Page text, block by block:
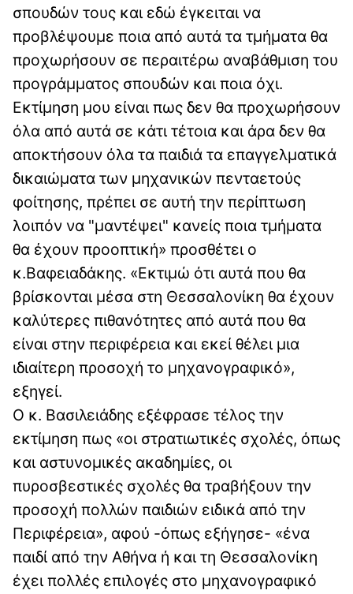
σπουδών τους και εδώ έγκειται να
προβλέψουμε ποια από αυτά τα τμήματα θα
προχωρήσουν σε περαιτέρω αναβάθμιση του
προγράμματος σπουδών και ποια όχι.
Εκτίμηση μου είναι πως δεν θα προχωρήσουν
όλα από αυτά σε κάτι τέτοια και άρα δεν θα
αποκτήσουν όλα τα παιδιά τα επαγγελματικά
δικαιώματα των μηχανικών πενταετούς
φοίτησης, πρέπει σε αυτή την περίπτωση
λοιπόν να "μαντέψει" κανείς ποια τμήματα
θα έχουν προοπτική» προσθέτει ο
κ.Βαφειαδάκης. «Εκτιμώ ότι αυτά που θα
βρίσκονται μέσα στη Θεσσαλονίκη θα έχουν
καλύτερες πιθανότητες από αυτά που θα
είναι στην περιφέρεια και εκεί θέλει μια
ιδιαίτερη προσοχή το μηχανογραφικό»,
εξηγεί.
Ο κ. Βασιλειάδης εξέφρασε τέλος την
εκτίμηση πως «οι στρατιωτικές σχολές, όπως
και αστυνομικές ακαδημίες, οι
πυροσβεστικές σχολές θα τραβήξουν την
προσοχή πολλών παιδιών ειδικά από την
Περιφέρεια», αφού -όπως εξήγησε- «ένα
παιδί από την Αθήνα ή και τη Θεσσαλονίκη
έχει πολλές επιλογές στο μηχανογραφικό